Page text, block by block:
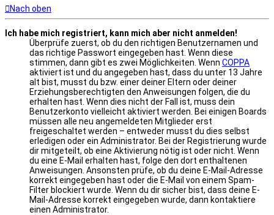
Nach oben
Ich habe mich registriert, kann mich aber nicht anmelden!
Überprüfe zuerst, ob du den richtigen Benutzernamen und
das richtige Passwort eingegeben hast. Wenn diese
stimmen, dann gibt es zwei Möglichkeiten. Wenn COPPA
aktiviert ist und du angegeben hast, dass du unter 13 Jahre
alt bist, musst du bzw. einer deiner Eltern oder deiner
Erziehungsberechtigten den Anweisungen folgen, die du
erhalten hast. Wenn dies nicht der Fall ist, muss dein
Benutzerkonto vielleicht aktiviert werden. Bei einigen Boards
müssen alle neu angemeldeten Mitglieder erst
freigeschaltet werden – entweder musst du dies selbst
erledigen oder ein Administrator. Bei der Registrierung wurde
dir mitgeteilt, ob eine Aktivierung nötig ist oder nicht. Wenn
du eine E-Mail erhalten hast, folge den dort enthaltenen
Anweisungen. Ansonsten prüfe, ob du deine E-Mail-Adresse
korrekt eingegeben hast oder die E-Mail von einem Spam-
Filter blockiert wurde. Wenn du dir sicher bist, dass deine E-
Mail-Adresse korrekt eingegeben wurde, dann kontaktiere
einen Administrator.